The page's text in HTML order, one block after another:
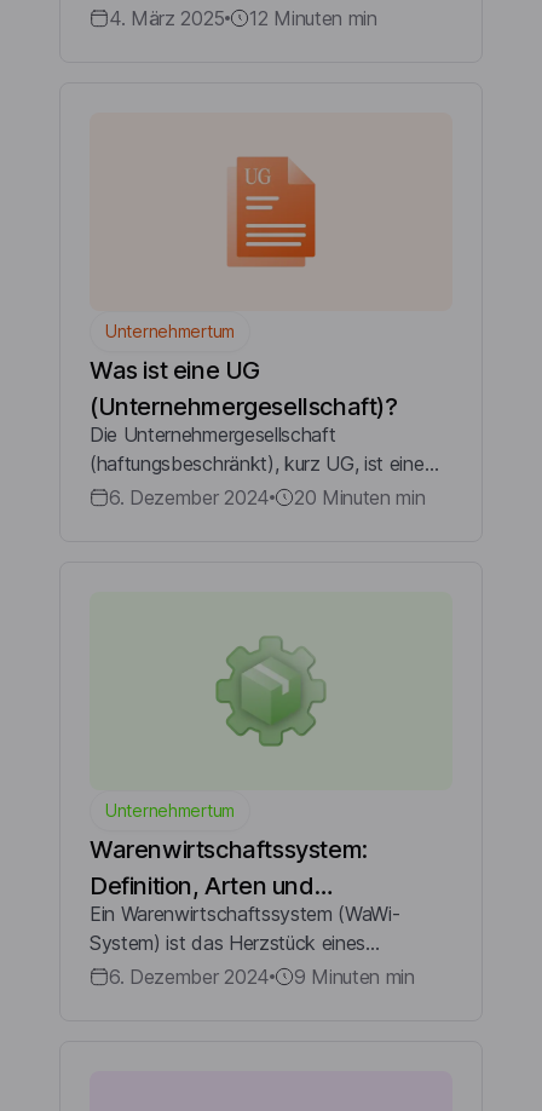
du fragst dich, wie man eine Rechnung
4. März 2025 12 Minuten min
Unternehmertum
Was ist eine UG
(Unternehmergesellschaft)?
Die Unternehmergesellschaft
(haftungsbeschränkt), kurz UG, ist eine
besondere Rechtsform, die seit 2008 in
6. Dezember 2024 20 Minuten min
Unternehmertum
Warenwirtschaftssystem:
Definition, Arten und
Auswahlkriterien
Ein Warenwirtschaftssystem (WaWi-
System) ist das Herzstück eines
modernen Unternehmens. Ob zur
6. Dezember 2024 9 Minuten min